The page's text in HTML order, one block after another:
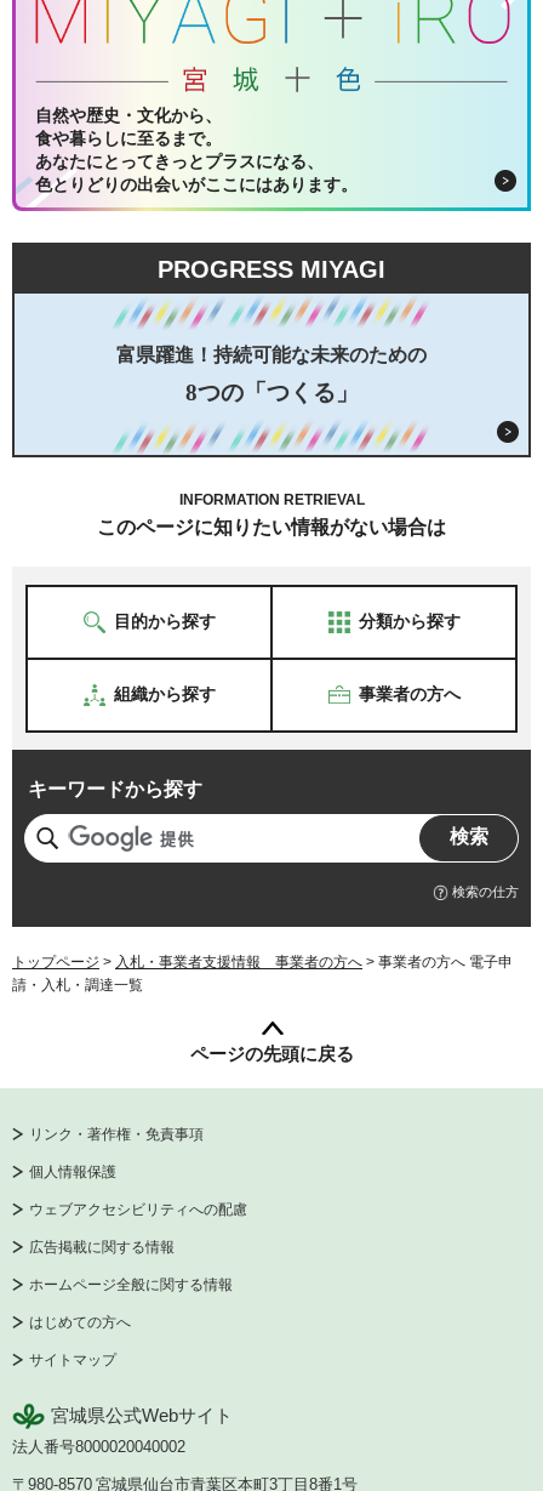
自然や歴史・文化から、
食や暮らしに至るまで。
あなたにとってきっとプラスになる、
色とりどりの出会いがここにはあります。
PROGRESS MIYAGI
富県躍進！持続可能な未来のための
8つの「つくる」
INFORMATION RETRIEVAL
このページに知りたい情報がない場合は
目的から探す 分類から探す
組織から探す 事業者の方へ
キーワードから探す
検索の仕方
トップページ > 入札・事業者支援情報 事業者の方へ > 事業者の方へ 電子申
請・入札・調達一覧
ページの先頭に戻る
リンク・著作権・免責事項
個人情報保護
ウェブアクセシビリティへの配慮
広告掲載に関する情報
ホームページ全般に関する情報
はじめての方へ
サイトマップ
宮城県公式Webサイト
法人番号8000020040002
〒980-8570 宮城県仙台市青葉区本町3丁目8番1号